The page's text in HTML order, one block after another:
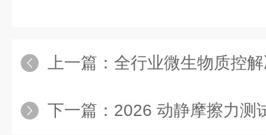
上一篇： 全行业微生物质控解决方案：智能微生
下一篇： 2026 动静摩擦力测试仪品牌排名！